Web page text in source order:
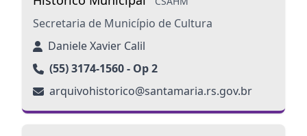
Secretaria de Município de Cultura
Daniele Xavier Calil
(55) 3174-1560 - Op 2
arquivohistorico@santamaria.rs.gov.br